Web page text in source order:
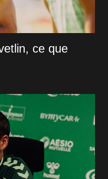
ce que